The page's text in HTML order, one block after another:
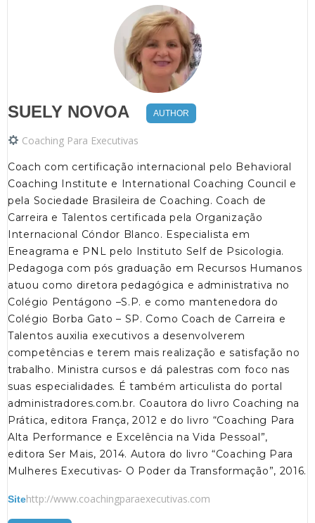
SUELY NOVOA AUTHOR
Coaching Para Executivas
Coach com certificação internacional pelo Behavioral
Coaching Institute e International Coaching Council e
pela Sociedade Brasileira de Coaching. Coach de
Carreira e Talentos certificada pela Organização
Internacional Cóndor Blanco. Especialista em
Eneagrama e PNL pelo Instituto Self de Psicologia.
Pedagoga com pós graduação em Recursos Humanos
atuou como diretora pedagógica e administrativa no
Colégio Pentágono –S.P. e como mantenedora do
Colégio Borba Gato – SP. Como Coach de Carreira e
Talentos auxilia executivos a desenvolverem
competências e terem mais realização e satisfação no
trabalho. Ministra cursos e dá palestras com foco nas
suas especialidades. É também articulista do portal
administradores.com.br. Coautora do livro Coaching na
Prática, editora França, 2012 e do livro “Coaching Para
Alta Performance e Excelência na Vida Pessoal”,
editora Ser Mais, 2014. Autora do livro “Coaching Para
Mulheres Executivas- O Poder da Transformação”, 2016.
Sitehttp://www.coachingparaexecutivas.com